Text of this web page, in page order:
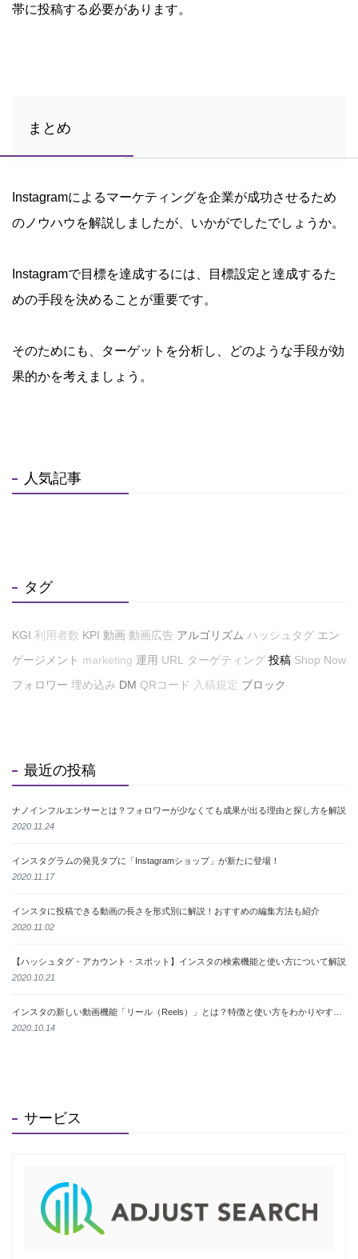
帯に投稿する必要があります。
まとめ
Instagramによるマーケティングを企業が成功させるため
のノウハウを解説しましたが、いかがでしたでしょうか。
Instagramで目標を達成するには、目標設定と達成するた
めの手段を決めることが重要です。
そのためにも、ターゲットを分析し、どのような手段が効
果的かを考えましょう。
人気記事
タグ
KGI 利用者数 KPI 動画 動画広告 アルゴリズム ハッシュタグ エン
ゲージメント marketing 運用 URL ターゲティング 投稿 Shop Now
フォロワー 埋め込み DM QRコード 入稿規定 ブロック
最近の投稿
ナノインフルエンサーとは？フォロワーが少なくても成果が出る理由と探し方を解説
2020.11.24
インスタグラムの発見タブに「Instagramショップ」が新たに登場！
2020.11.17
インスタに投稿できる動画の長さを形式別に解説！おすすめの編集方法も紹介
2020.11.02
【ハッシュタグ・アカウント・スポット】インスタの検索機能と使い方について解説
2020.10.21
2020.10.14
サービス